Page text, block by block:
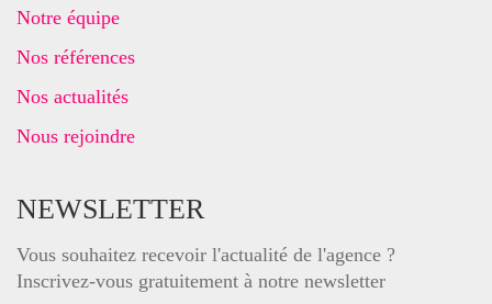
Notre équipe
Nos références
Nos actualités
Nous rejoindre
NEWSLETTER
Vous souhaitez recevoir l'actualité de l'agence ?
Inscrivez-vous gratuitement à notre newsletter